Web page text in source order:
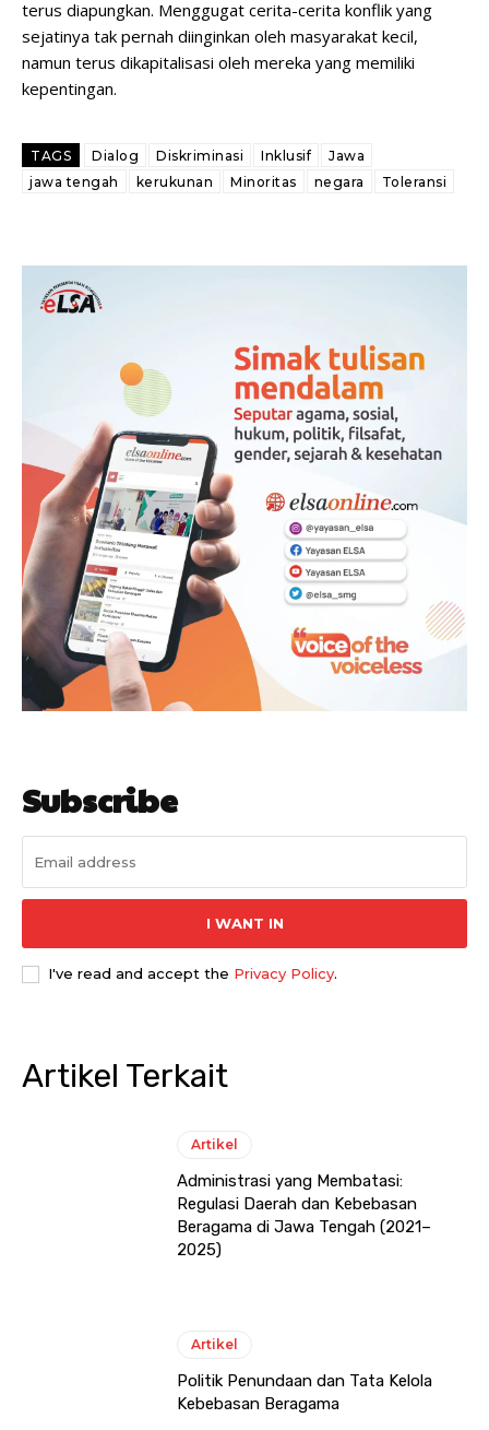
terus diapungkan. Menggugat cerita-cerita konflik yang
sejatinya tak pernah diinginkan oleh masyarakat kecil,
namun terus dikapitalisasi oleh mereka yang memiliki
kepentingan.
TAGS Dialog Diskriminasi Inklusif
Jawa
jawa tengah
kerukunan Minoritas negara Toleransi
Subscribe
I WANT IN
I've read and accept the Privacy Policy.
Artikel Terkait
Artikel
Administrasi yang Membatasi:
Regulasi Daerah dan Kebebasan
Beragama di Jawa Tengah (2021–
2025)
Artikel
Politik Penundaan dan Tata Kelola
Kebebasan Beragama